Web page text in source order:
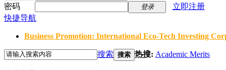
密码
登录
立即注册
快捷导航
Business Promotion: International Eco-Tech Investing
搜索 搜索 热搜: Academic Merits